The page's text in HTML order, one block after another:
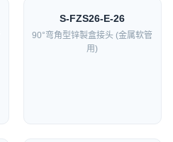
S-FZS26-E-26
90°弯角型锌製盒接头 (金属软管
用)